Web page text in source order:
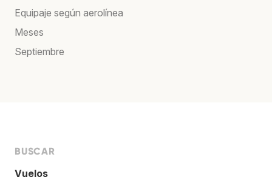
Equipaje según aerolínea
Meses
Septiembre
BUSCAR
Vuelos